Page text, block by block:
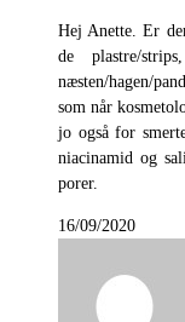
Hej Anette. Er
de plastre/
næsten/hagen/
som når
jo også for
niacinamid og
porer.
16/09/2020